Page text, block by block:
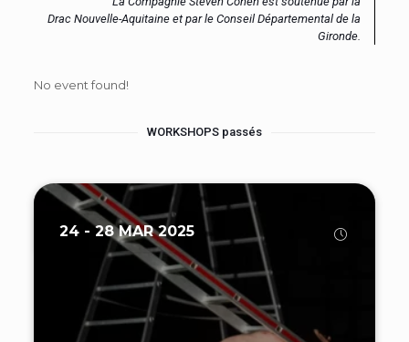
Drac Nouvelle-Aquitaine et par le Conseil Départemental de la
Gironde.
No event found!
WORKSHOPS passés
24 - 28 MAR 2025